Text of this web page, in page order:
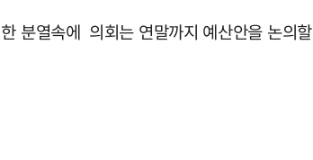
분열속에 의회는 연말까지 예산안을 논의